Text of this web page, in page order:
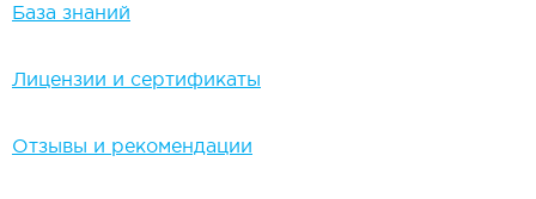
База знаний
Лицензии и сертификаты
Отзывы и рекомендации